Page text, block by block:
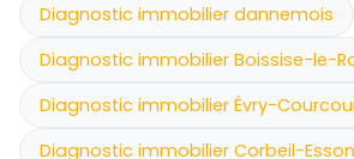
Diagnostic immobilier dannemois
Diagnostic immobilier Boissise-le-
Diagnostic immobilier Évry-
Diagnostic immobilier Corbeil-